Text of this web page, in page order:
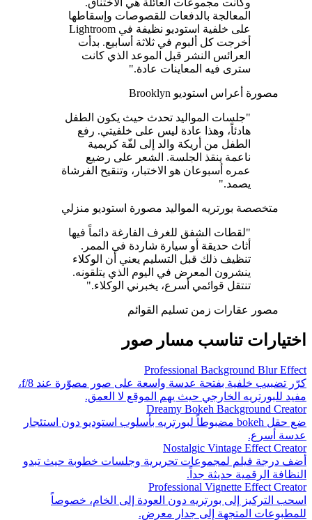
المعالجة بالدفعات للقصوصات وإسقاطها
على خلفية استوديو نظيفة في Lightroom
أخرجت كل ألبوم في ثلاثة أسابيع. بدأت
العرائس النشر قبل الموعد الذي كانت
سترى فيه المعاينات عادة."
مصورة أعراس استوديو Brooklyn
"جلسات المواليد تحدث حيث يكون الطفل
هادئاً، وهذا عادة ليس على خلفيتي. رفع
الطفل من أريكة والد إلى لفّة كريمية
ناعمة ينقذ الجلسة. الشعر على رضيع
عمره أسبوعان هو الاختبار، وتنقيح الفرشاة
يصمد."
متخصصة بورتريه المواليد مصورة استوديو منزلي
"لقطات الشفق للغرف الفارغة دائماً فيها
أثاث حديقة أو سيارة شاردة في الممر.
تنظيف ذلك قبل التسليم يعني أن الوكلاء
ينشرون المعرض في اليوم الذي يتلقونه.
تنتقل قوائمي أسرع، يخبرني الوكلاء."
مصور عقارات زمن تسليم القوائم
اختيارات تناسب مسار صور
Professional Background Blur Effect
كرّر تضبيب خلفية بفتحة عدسة واسعة على صور مصوّرة عند f/8،
مفيد للبورتريه الخارجي حيث يهم الموقع لا العمق.
Dreamy Bokeh Background Creator
ضع حقل bokeh مضبوطاً لبورتريه بأسلوب استوديو دون استئجار
عدسة أسرع.
Nostalgic Vintage Effect Creator
أضف درجة فيلم لمجموعات تحريرية وجلسات خطوبة حيث تبدو
النظافة الرقمية حديثة جداً.
Professional Vignette Effect Creator
اسحب التركيز إلى بورتريه دون العودة إلى الخام، خصوصاً
للمطبوعات المتجهة إلى جدار معرض.